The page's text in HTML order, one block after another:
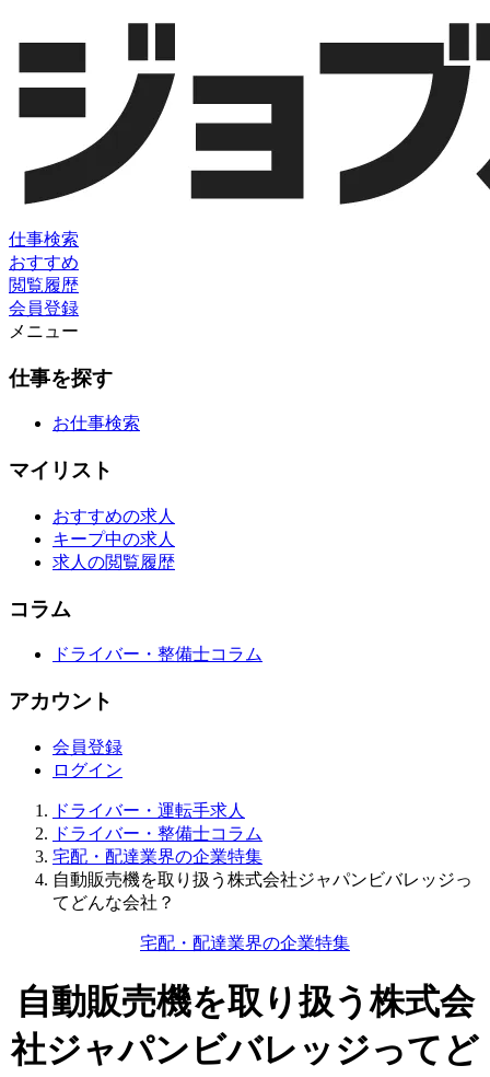
仕事検索
おすすめ
閲覧履歴
会員登録
メニュー
仕事を探す
お仕事検索
マイリスト
おすすめの求人
キープ中の求人
求人の閲覧履歴
コラム
ドライバー・整備士コラム
アカウント
会員登録
ログイン
ドライバー・運転手求人
ドライバー・整備士コラム
宅配・配達業界の企業特集
自動販売機を取り扱う株式会社ジャパンビバレッジっ
てどんな会社？
宅配・配達業界の企業特集
自動販売機を取り扱う株式会
社ジャパンビバレッジってど